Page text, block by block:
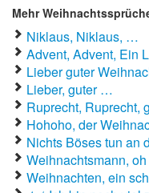
Mehr
Niklaus, Niklaus, …
Advent, Advent, Ein
Lieber guter
Lieber, guter …
Ruprecht, Ruprecht,
Hohoho, der
Nichts Böses tun an
Weihnachtsmann,
Weihnachten, ein